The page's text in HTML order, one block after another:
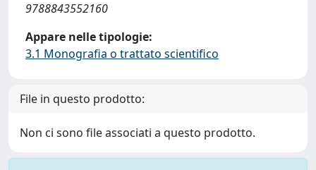
9788843552160
Appare nelle tipologie:
3.1 Monografia o trattato scientifico
File in questo prodotto:
Non ci sono file associati a questo prodotto.